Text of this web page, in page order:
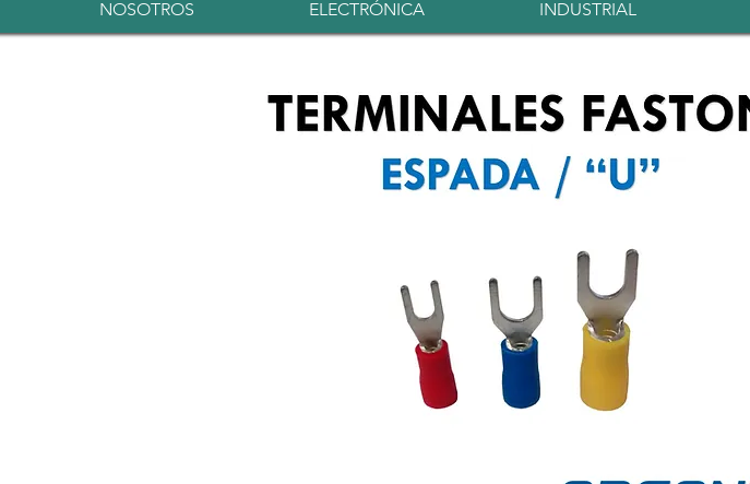
NOSOTROS ELECTRÓNICA INDUSTRIAL